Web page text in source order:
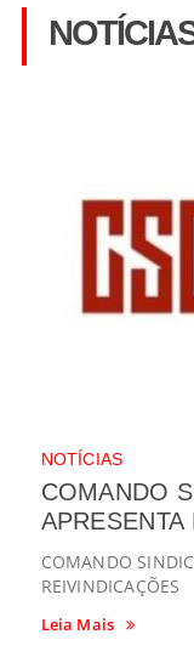
NOTÍCIAS
COMANDO
APRESENTA
COMANDO
REIVINDICAÇÕES
Leia Mais